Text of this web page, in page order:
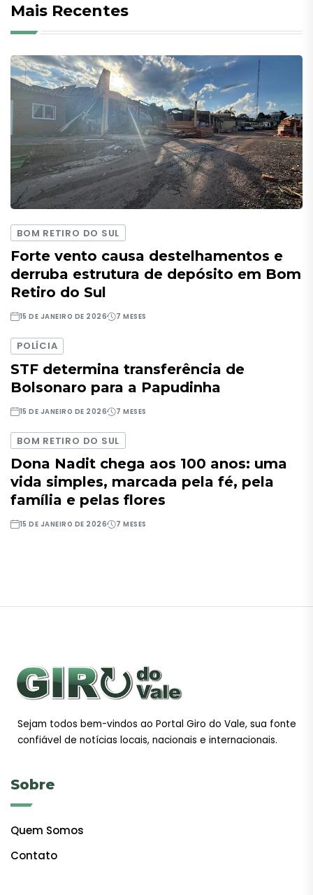
Mais Recentes
BOM RETIRO DO SUL
Forte vento causa destelhamentos e
derruba estrutura de depósito em Bom
Retiro do Sul
15 DE JANEIRO DE 2026 7 MESES
POLÍCIA
STF determina transferência de
Bolsonaro para a Papudinha
15 DE JANEIRO DE 2026 7 MESES
BOM RETIRO DO SUL
Dona Nadit chega aos 100 anos: uma
vida simples, marcada pela fé, pela
família e pelas flores
15 DE JANEIRO DE 2026 7 MESES
Sejam todos bem-vindos ao Portal Giro do Vale, sua fonte
confiável de notícias locais, nacionais e internacionais.
Sobre
Quem Somos
Contato